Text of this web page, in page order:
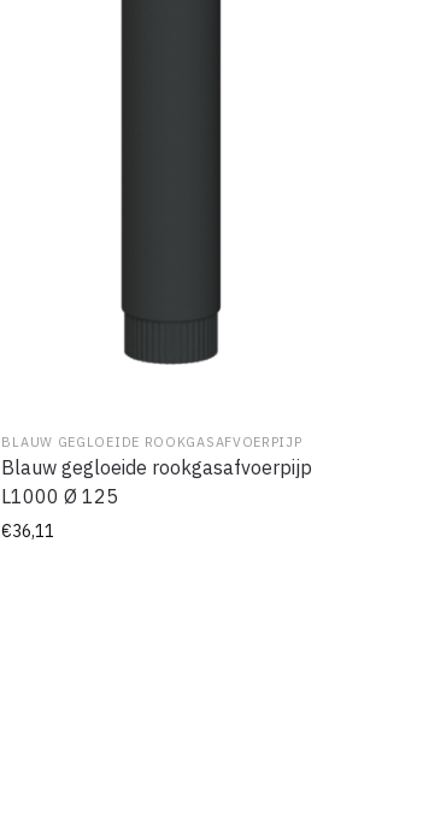
BLAUW GEGLOEIDE ROOKGASAFVOERPIJP
Blauw gegloeide rookgasafvoerpijp
L1000 Ø 125
€36,11